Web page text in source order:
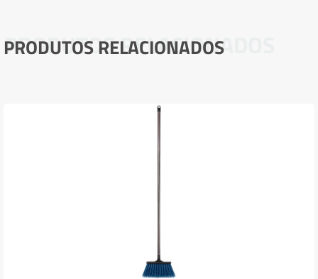
PRODUTOS RELACIONADOS
PRODUTOS RELACIONADOS